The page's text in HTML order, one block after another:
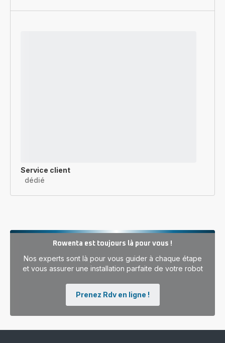
Service client
dédié
Rowenta est toujours là pour vous !
Nos experts sont là pour vous guider à chaque étape
et vous assurer une installation parfaite de votre robot
Prenez Rdv en ligne !